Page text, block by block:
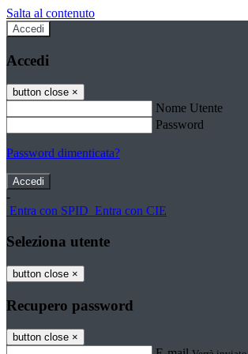
Salta al contenuto
Accedi
Accedi
button close ×
Nome Utente
Password
Password dimenticata?
-
Entra con SPID Entra con CIE
Seleziona utente
button close ×
Recupero password
button close ×